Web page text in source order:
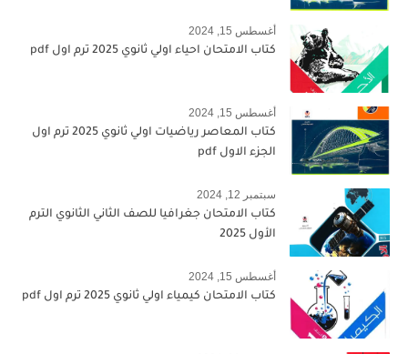
أغسطس 15, 2024
كتاب الامتحان احياء اولي ثانوي 2025 ترم اول pdf
أغسطس 15, 2024
كتاب المعاصر رياضيات اولي ثانوي 2025 ترم اول
الجزء الاول pdf
سبتمبر 12, 2024
كتاب الامتحان جغرافيا للصف الثاني الثانوي الترم
الأول 2025
أغسطس 15, 2024
كتاب الامتحان كيمياء اولي ثانوي 2025 ترم اول pdf